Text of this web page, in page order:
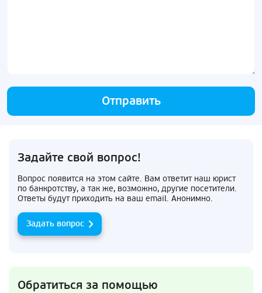
Отправить
Задайте свой вопрос!
Вопрос появится на этом сайте. Вам ответит наш юрист
по банкротству, а так же, возможно, другие посетители.
Ответы будут приходить на ваш email. Анонимно.
Задать вопрос
Обратиться за помощью